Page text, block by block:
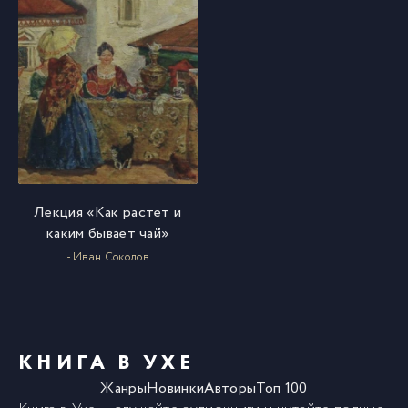
Лекция «Как растет и
каким бывает чай»
- Иван Соколов
КНИГА В УХЕ
ЖанрыНовинкиАвторыТоп 100